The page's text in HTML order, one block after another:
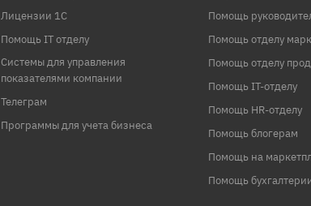
Лицензии 1С
Помощь IT отделу
Системы для управления
показателями компании
Телеграм
Программы для учета бизнеса
Помощь
Помощь отделу
Помощь отделу
Помощь IT-отделу
Помощь HR-отделу
Помощь блогерам
Помощь на
Помощь